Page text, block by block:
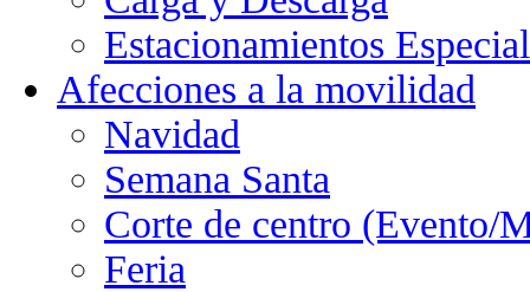
Estacionamientos
Afecciones a la movilidad
Navidad
Semana Santa
Corte de centro (Evento/
Feria